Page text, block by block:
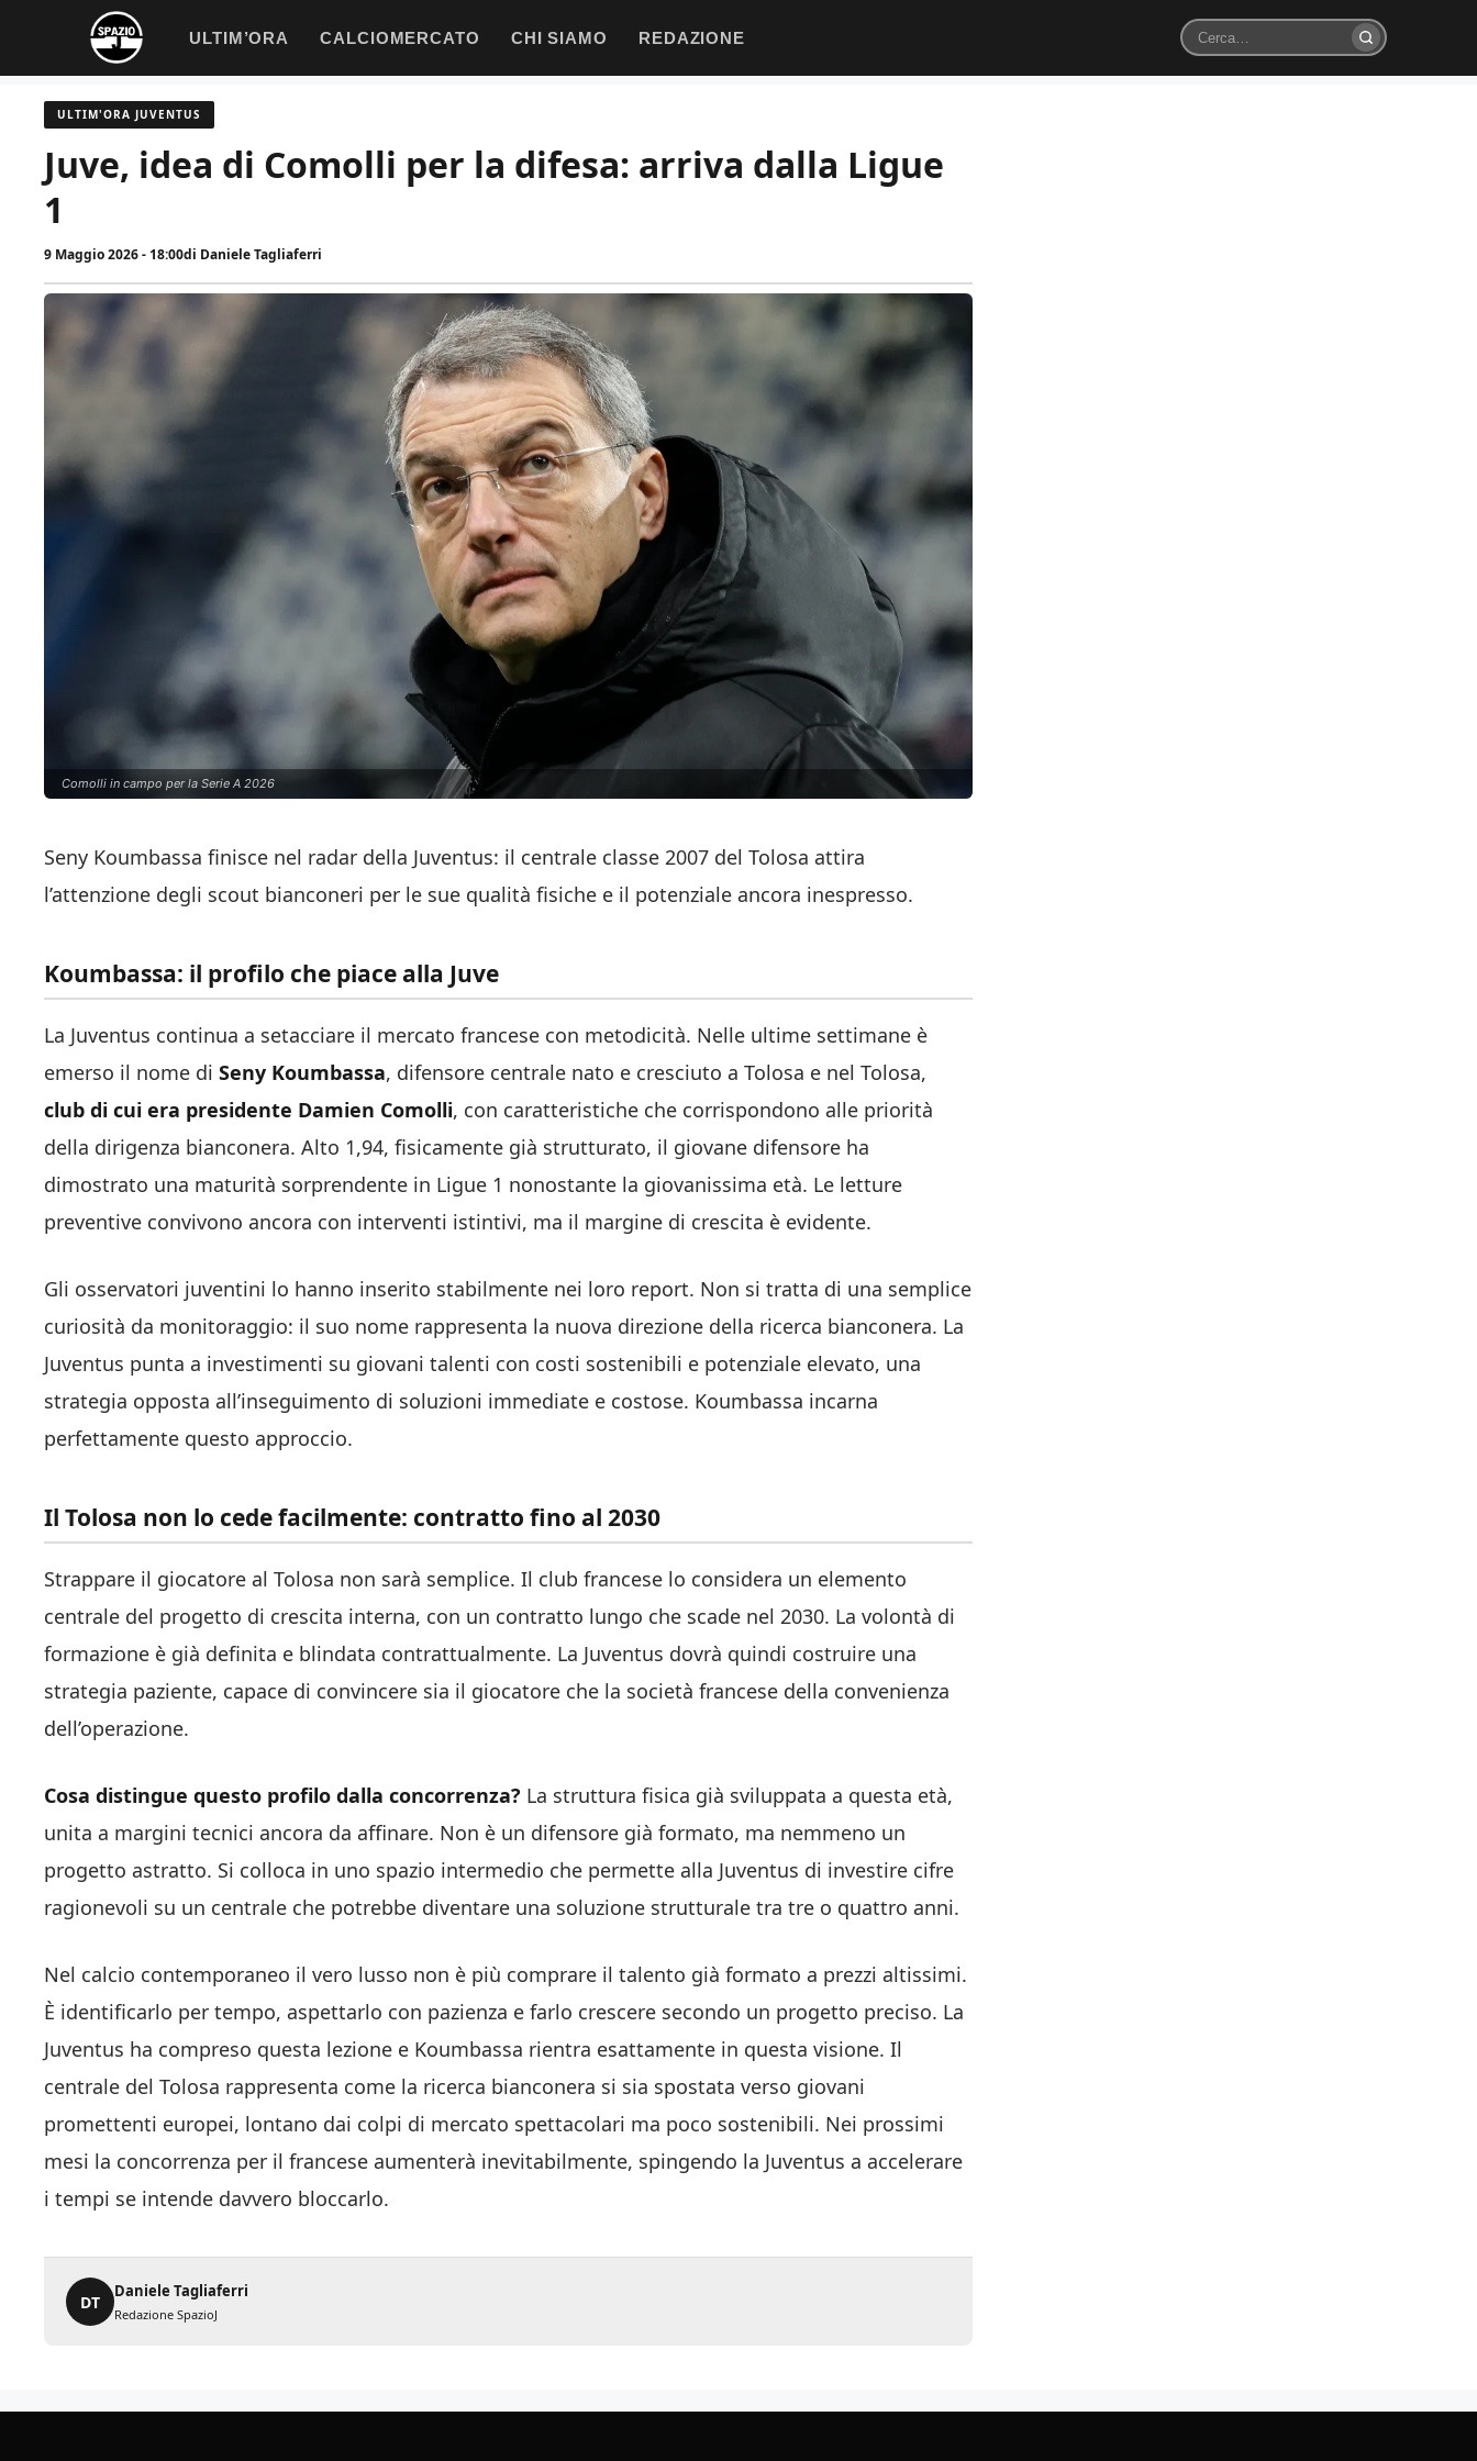
contenuto
ULTIM’ORA CALCIOMERCATO CHI SIAMO REDAZIONE
Cerca
ULTIM'ORA JUVENTUS
Juve, idea di Comolli per la difesa: arriva dalla Ligue
1
9 Maggio 2026 - 18:00di Daniele Tagliaferri
Comolli in campo per la Serie A 2026
Seny Koumbassa finisce nel radar della Juventus: il centrale classe 2007 del Tolosa attira
l’attenzione degli scout bianconeri per le sue qualità fisiche e il potenziale ancora inespresso.
Koumbassa: il profilo che piace alla Juve
La Juventus continua a setacciare il mercato francese con metodicità. Nelle ultime settimane è
emerso il nome di Seny Koumbassa, difensore centrale nato e cresciuto a Tolosa e nel Tolosa,
club di cui era presidente Damien Comolli, con caratteristiche che corrispondono alle priorità
della dirigenza bianconera. Alto 1,94, fisicamente già strutturato, il giovane difensore ha
dimostrato una maturità sorprendente in Ligue 1 nonostante la giovanissima età. Le letture
preventive convivono ancora con interventi istintivi, ma il margine di crescita è evidente.
Gli osservatori juventini lo hanno inserito stabilmente nei loro report. Non si tratta di una semplice
curiosità da monitoraggio: il suo nome rappresenta la nuova direzione della ricerca bianconera. La
Juventus punta a investimenti su giovani talenti con costi sostenibili e potenziale elevato, una
strategia opposta all’inseguimento di soluzioni immediate e costose. Koumbassa incarna
perfettamente questo approccio.
Il Tolosa non lo cede facilmente: contratto fino al 2030
Strappare il giocatore al Tolosa non sarà semplice. Il club francese lo considera un elemento
centrale del progetto di crescita interna, con un contratto lungo che scade nel 2030. La volontà di
formazione è già definita e blindata contrattualmente. La Juventus dovrà quindi costruire una
strategia paziente, capace di convincere sia il giocatore che la società francese della convenienza
dell’operazione.
Cosa distingue questo profilo dalla concorrenza? La struttura fisica già sviluppata a questa età,
unita a margini tecnici ancora da affinare. Non è un difensore già formato, ma nemmeno un
progetto astratto. Si colloca in uno spazio intermedio che permette alla Juventus di investire cifre
ragionevoli su un centrale che potrebbe diventare una soluzione strutturale tra tre o quattro anni.
Nel calcio contemporaneo il vero lusso non è più comprare il talento già formato a prezzi altissimi.
È identificarlo per tempo, aspettarlo con pazienza e farlo crescere secondo un progetto preciso. La
Juventus ha compreso questa lezione e Koumbassa rientra esattamente in questa visione. Il
centrale del Tolosa rappresenta come la ricerca bianconera si sia spostata verso giovani
promettenti europei, lontano dai colpi di mercato spettacolari ma poco sostenibili. Nei prossimi
mesi la concorrenza per il francese aumenterà inevitabilmente, spingendo la Juventus a accelerare
i tempi se intende davvero bloccarlo.
DT
Daniele Tagliaferri
Redazione SpazioJ